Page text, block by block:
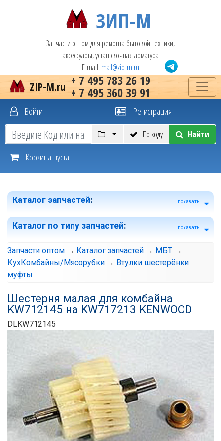
ЗИП-М
Запчасти оптом для ремонта бытовой техники,
аксессуары, установочная арматура
E-mail: mail@zip-m.ru
+ 7 495 783 26 19
+ 7 495 360 39 91
ZIP-M.ru
Войти Регистрация
По коду Найти
Корзина пуста
Каталог запчастей: показать
Каталог по типу запчастей: показать
Запчасти оптом → Каталог запчастей → МБТ →
КухКомбайны/Мясорубки → Втулки шестерёнки
муфты
Шестерня малая для комбайна
KW712145 на KW717213 KENWOOD
DLKW712145